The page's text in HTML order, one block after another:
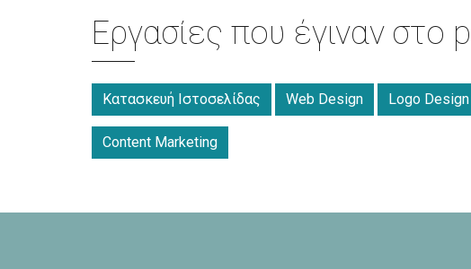
Eργασίες που έγιναν στο
Κατασκευή Ιστοσελίδας Web Design Logo Design
Content Marketing